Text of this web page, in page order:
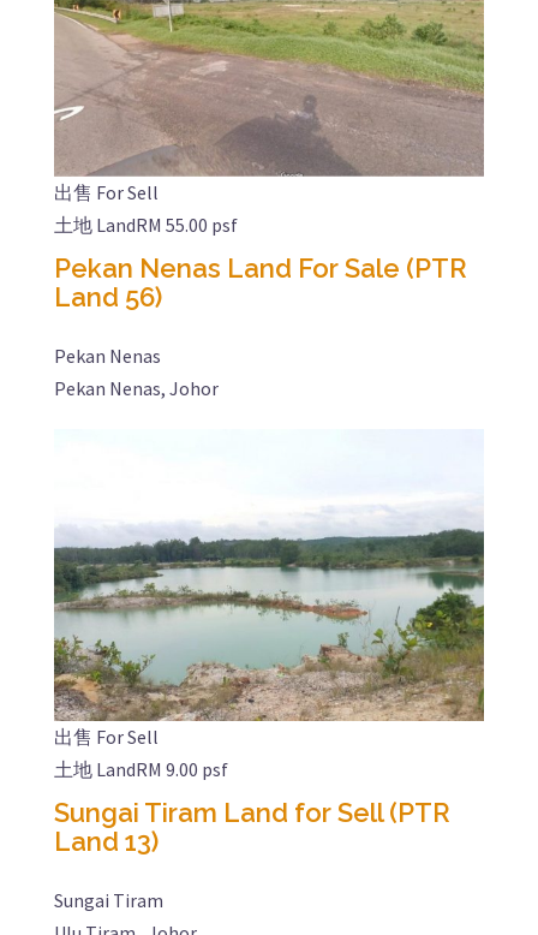
出售 For Sell
土地 LandRM 55.00 psf
Pekan Nenas Land For Sale (PTR
Land 56)
Pekan Nenas
Pekan Nenas, Johor
出售 For Sell
土地 LandRM 9.00 psf
Sungai Tiram Land for Sell (PTR
Land 13)
Sungai Tiram